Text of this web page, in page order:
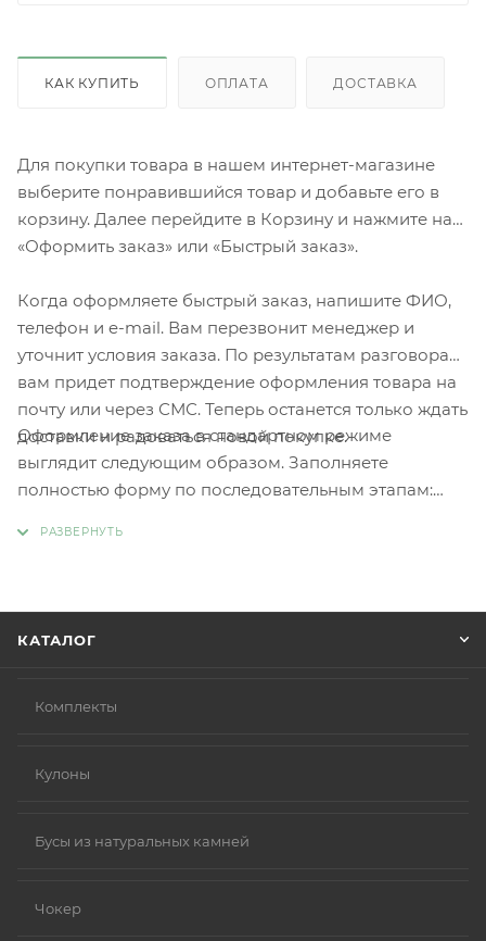
КАК КУПИТЬ ОПЛАТА ДОСТАВКА
Для покупки товара в нашем интернет-магазине
выберите понравившийся товар и добавьте его в
корзину. Далее перейдите в Корзину и нажмите на
«Оформить заказ» или «Быстрый заказ».
Когда оформляете быстрый заказ, напишите ФИО,
телефон и e-mail. Вам перезвонит менеджер и
уточнит условия заказа. По результатам разговора
вам придет подтверждение оформления товара на
почту или через СМС. Теперь останется только ждать
доставки и радоваться новой покупке.
Оформление заказа в стандартном режиме
выглядит следующим образом. Заполняете
полностью форму по последовательным этапам:
КАТАЛОГ
Комплекты
Кулоны
Бусы из натуральных камней
Чокер